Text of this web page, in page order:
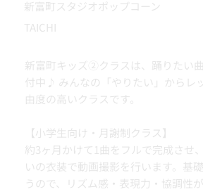
新富町スタジオポップコーン
TAICHI
新富町キッズ②クラスは、踊りたい
付中♪ みんなの「やりたい」からレ
由度の高いクラスです。
【小学生向け・月謝制クラス】
約3ヶ月かけて1曲をフルで完成させ
いの衣装で動画撮影を行います。基
うので、リズム感・表現力・協調性